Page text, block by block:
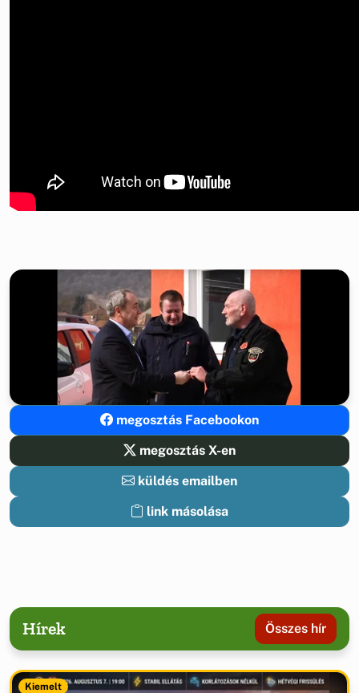
megosztás Facebookon
megosztás X-en
küldés emailben
link másolása
Hírek Összes hír
Kiemelt